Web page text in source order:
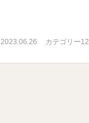
2023.06.26 カテゴリー12